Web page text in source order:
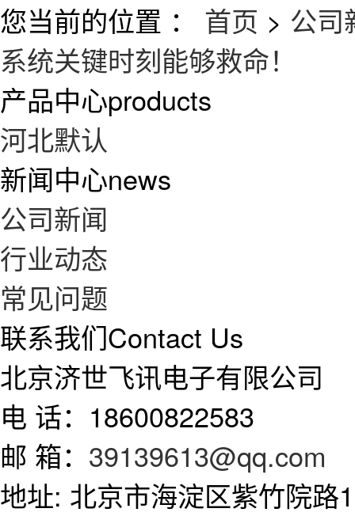
您当前的位置 ： 首页 > 公司
系统关键时刻能够救命！
产品中心products
河北默认
新闻中心news
公司新闻
行业动态
常见问题
联系我们Contact Us
北京济世飞讯电子有限公司
电 话：18600822583
邮 箱： 39139613@qq.com
地址: 北京市海淀区紫竹院路